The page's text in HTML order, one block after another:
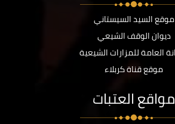
موقع السيد السيستاني
ديوان الوقف الشيعي
العامة للمزارات الشيعية
موقع قناة كربلاء
مواقع العتبات